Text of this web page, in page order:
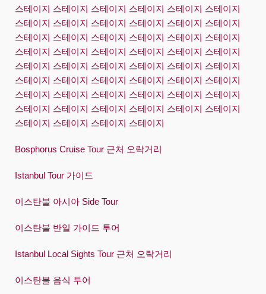
스테이지 스테이지 스테이지 스테이지 스테이지 스테이지
스테이지 스테이지 스테이지 스테이지 스테이지 스테이지
스테이지 스테이지 스테이지 스테이지 스테이지 스테이지
스테이지 스테이지 스테이지 스테이지 스테이지 스테이지
스테이지 스테이지 스테이지 스테이지 스테이지 스테이지
스테이지 스테이지 스테이지 스테이지 스테이지 스테이지
스테이지 스테이지 스테이지 스테이지 스테이지 스테이지
스테이지 스테이지 스테이지 스테이지 스테이지 스테이지
스테이지 스테이지 스테이지 스테이지
Bosphorus Cruise Tour 근처 오락거리
Istanbul Tour 가이드
이스탄불 아시아 Side Tour
이스탄불 반일 가이드 투어
Istanbul Local Sights Tour 근처 오락거리
이스탄불 음식 투어